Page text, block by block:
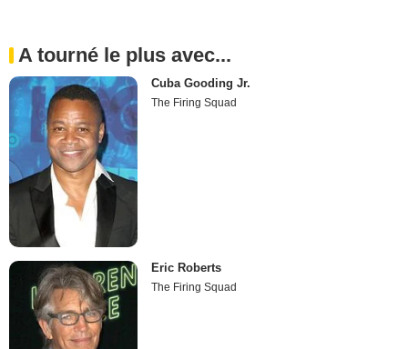
A tourné le plus avec...
Cuba Gooding Jr.
The Firing Squad
Eric Roberts
The Firing Squad